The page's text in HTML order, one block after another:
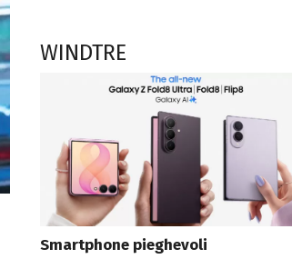
WINDTRE
Smartphone pieghevoli